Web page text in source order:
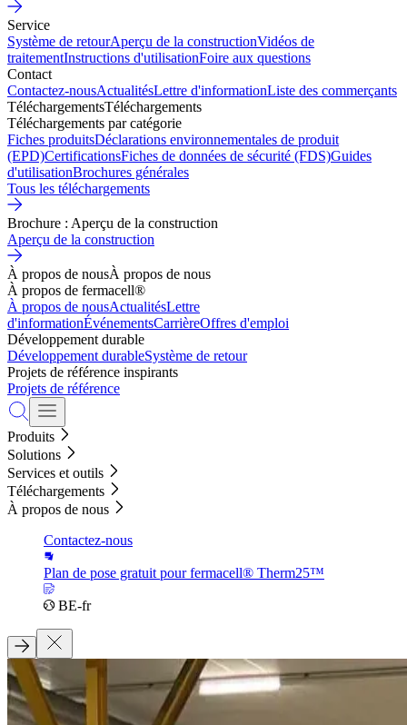
Service
Système de retourAperçu de la constructionVidéos de
traitementInstructions d'utilisationFoire aux questions
Contact
Contactez-nousActualitésLettre d'informationListe des commerçants
TéléchargementsTéléchargements
Téléchargements par catégorie
Fiches produitsDéclarations environnementales de produit
(EPD)CertificationsFiches de données de sécurité (FDS)Guides
d'utilisationBrochures générales
Tous les téléchargements
Brochure : Aperçu de la construction
Aperçu de la construction
À propos de nousÀ propos de nous
À propos de fermacell®
À propos de nousActualitésLettre
d'informationÉvénementsCarrièreOffres d'emploi
Développement durable
Développement durableSystème de retour
Projets de référence inspirants
Projets de référence
Produits
Solutions
Services et outils
Téléchargements
À propos de nous
Contactez-nous
Plan de pose gratuit pour fermacell® Therm25™
BE-fr